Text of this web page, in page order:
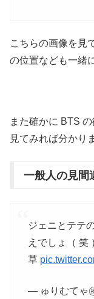
こちらの画像を見
の位置なども一緒
また確かに BTS
見てみれば分かり
一般人の見間
ジェニとテテ
えでしょ（ 笑
草
— ゅりむてゃ